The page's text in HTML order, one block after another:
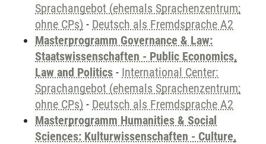
Sprachangebot (ehemals Sprachenzentrum;
ohne CPs) - Deutsch als Fremdsprache A2
Masterprogramm Governance & Law:
Staatswissenschaften - Public Economics,
Law and Politics - International Center:
Sprachangebot (ehemals Sprachenzentrum;
ohne CPs) - Deutsch als Fremdsprache A2
Masterprogramm Humanities & Social
Sciences: Kulturwissenschaften - Culture,